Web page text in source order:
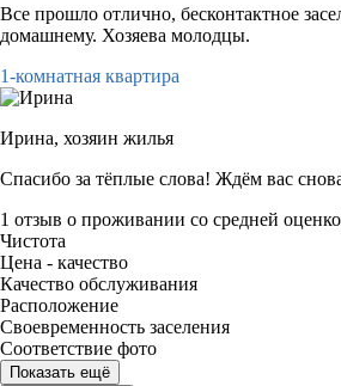
Все прошло отлично, бесконтактное
домашнему. Хозяева молодцы.
1-комнатная квартира
Ирина, хозяин жилья
Спасибо за тёплые слова! Ждём вас
1 отзыв о проживании со средней
Чистота
Цена - качество
Качество обслуживания
Расположение
Своевременность заселения
Соответствие фото
Показать ещё